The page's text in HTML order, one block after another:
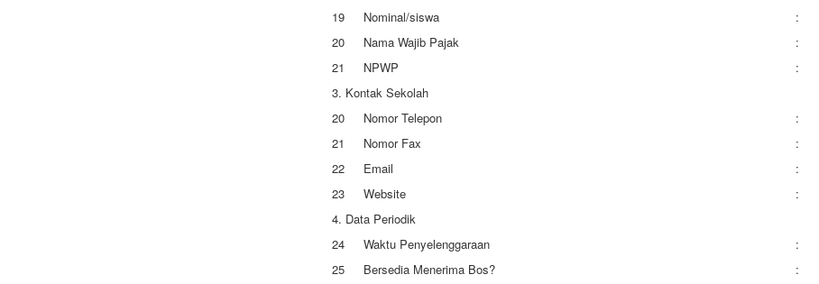
19
Nominal/siswa :
20
Nama Wajib Pajak :
21
NPWP :
3. Kontak Sekolah
20
Nomor Telepon :
21
Nomor Fax :
22
Email :
23
Website :
4. Data Periodik
24
Waktu Penyelenggaraan :
25
Bersedia Menerima Bos? :